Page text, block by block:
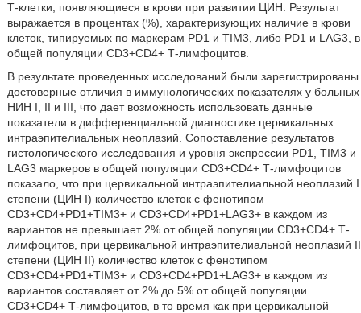
Т-клетки, появляющиеся в крови при развитии ЦИН. Результат
выражается в процентах (%), характеризующих наличие в крови
клеток, типируемых по маркерам PD1 и TIM3, либо PD1 и LAG3, в
общей популяции CD3+CD4+ Т-лимфоцитов.
В результате проведенных исследований были зарегистрированы
достоверные отличия в иммунологических показателях у больных
НИН I, II и III, что дает возможность использовать данные
показатели в дифференциальной диагностике цервикальных
интраэпителиальных неоплазий. Сопоставление результатов
гистологического исследования и уровня экспрессии PD1, TIM3 и
LAG3 маркеров в общей популяции CD3+CD4+ Т-лимфоцитов
показало, что при цервикальной интраэпителиальной неоплазий I
степени (ЦИН I) количество клеток с фенотипом
CD3+CD4+PD1+TIM3+ и CD3+CD4+PD1+LAG3+ в каждом из
вариантов не превышает 2% от общей популяции CD3+CD4+ Т-
лимфоцитов, при цервикальной интраэпителиальной неоплазий II
степени (ЦИН II) количество клеток с фенотипом
CD3+CD4+PD1+TIM3+ и CD3+CD4+PD1+LAG3+ в каждом из
вариантов составляет от 2% до 5% от общей популяции
CD3+CD4+ Т-лимфоцитов, в то время как при цервикальной